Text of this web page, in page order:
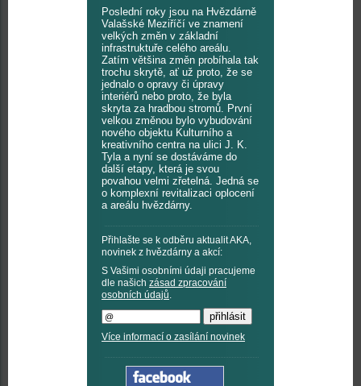
Poslední roky jsou na Hvězdárně
Valašské Meziříčí ve znamení
velkých změn v základní
infrastruktuře celého areálu.
Zatím většina změn probíhala tak
trochu skrytě, ať už proto, že se
jednalo o opravy či úpravy
interiérů nebo proto, že byla
skryta za hradbou stromů. První
velkou změnou bylo vybudování
nového objektu Kulturního a
kreativního centra na ulici J. K.
Tyla a nyní se dostáváme do
další etapy, která je svou
povahou velmi zřetelná. Jedná se
o komplexní revitalizaci oplocení
a areálu hvězdárny.
Přihlašte se k odběru aktualit AKA,
novinek z hvězdárny a akcí:
S Vašimi osobními údaji pracujeme
dle našich zásad zpracování
osobních údajů.
Více informací o zasílání novinek